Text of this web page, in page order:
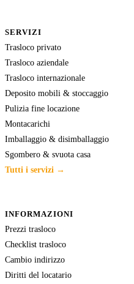
SERVIZI
Trasloco privato
Trasloco aziendale
Trasloco internazionale
Deposito mobili & stoccaggio
Pulizia fine locazione
Montacarichi
Imballaggio & disimballaggio
Sgombero & svuota casa
Tutti i servizi →
INFORMAZIONI
Prezzi trasloco
Checklist trasloco
Cambio indirizzo
Diritti del locatario